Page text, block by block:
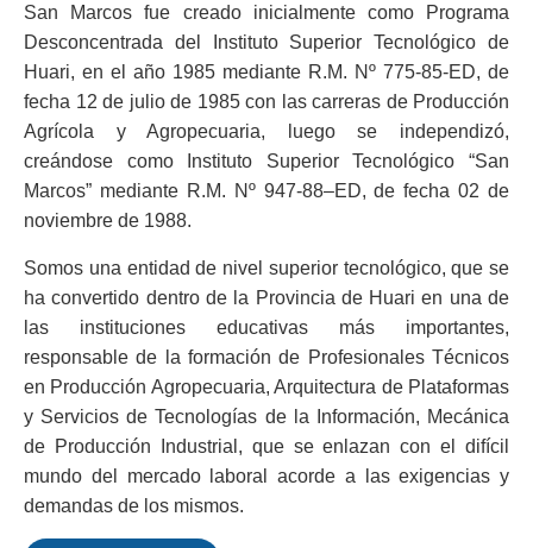
San Marcos fue creado inicialmente como Programa
Desconcentrada del Instituto Superior Tecnológico de
Huari, en el año 1985 mediante R.M. Nº 775-85-ED, de
fecha 12 de julio de 1985 con las carreras de Producción
Agrícola y Agropecuaria, luego se independizó,
creándose como Instituto Superior Tecnológico “San
Marcos” mediante R.M. Nº 947-88–ED, de fecha 02 de
noviembre de 1988.
Somos una entidad de nivel superior tecnológico, que se
ha convertido dentro de la Provincia de Huari en una de
las instituciones educativas más importantes,
responsable de la formación de Profesionales Técnicos
en Producción Agropecuaria, Arquitectura de Plataformas
y Servicios de Tecnologías de la Información, Mecánica
de Producción Industrial, que se enlazan con el difícil
mundo del mercado laboral acorde a las exigencias y
demandas de los mismos.